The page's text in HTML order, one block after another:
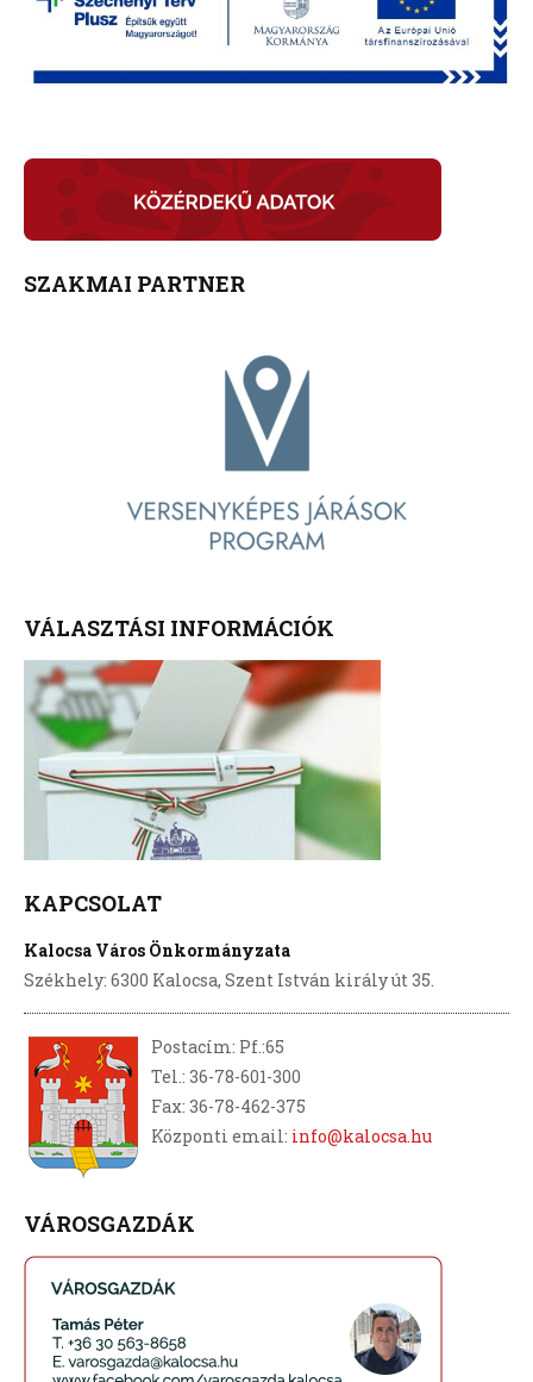
SZAKMAI PARTNER
VÁLASZTÁSI INFORMÁCIÓK
KAPCSOLAT
Kalocsa Város Önkormányzata
Székhely: 6300 Kalocsa, Szent István király út 35.
Postacím: Pf.:65
Tel.: 36-78-601-300
Fax: 36-78-462-375
Központi email: info@kalocsa.hu
VÁROSGAZDÁK